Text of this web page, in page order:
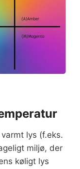
lys (f.eks.
miljø, der
køligt lys